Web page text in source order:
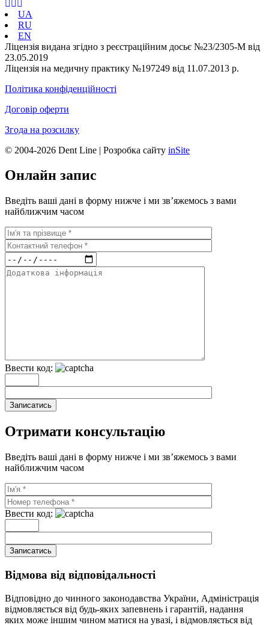
UA
RU
EN
Ліцензія видана згідно з реєстраційним досьє №23/2305-М від
23.05.2019
Ліцензія на медичну практику №197249 від 11.07.2013 р.
Політика конфіденційності
Договір оферти
Згода на розсилку
© 2004-2026 Dent Line | Розробка сайту inSite
Онлайн запис
Введіть ваші дані в форму нижче і ми зв’яжемось з вами
найближчим часом
Ввести код:
Записатись
Отримати консультацію
Введіть ваші дані в форму нижче і ми зв’яжемось з вами
найближчим часом
Ввести код:
Записатись
Відмова від відповідальності
Відповідно до чинного законодавства України, Адміністрація
відмовляється від будь-яких запевнень і гарантій, надання
яких може іншим чином матися на увазі, і відмовляється від